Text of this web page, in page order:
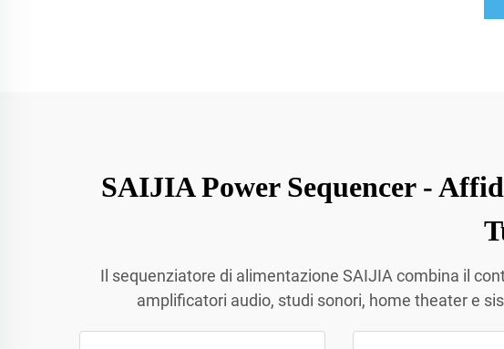
SAIJIA Power Sequencer -
Il sequenziatore di alimentazione SAIJIA combina il
amplificatori audio, studi sonori, home theater e